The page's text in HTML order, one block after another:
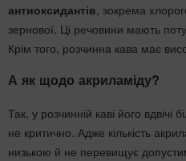
антиоксидантів , зокрема
зернової. Ці речовини мають
Крім того, розчинна кава має
А як щодо акриламіду?
Так, у розчинній каві його
не критично. Адже кількість
низькою й не перевищує